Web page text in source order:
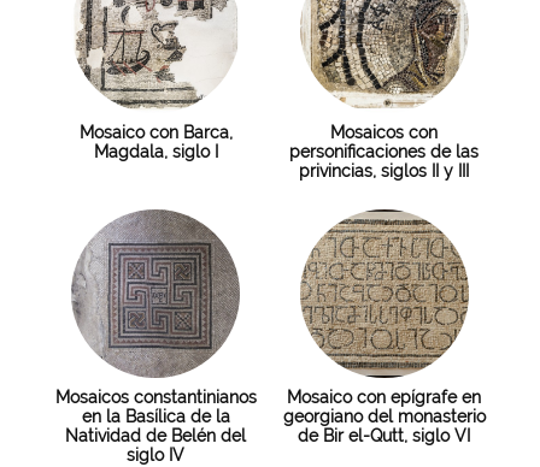
Mosaico con Barca,
Magdala, siglo I
Mosaicos con
personificaciones de las
privincias, siglos II y III
Mosaicos constantinianos
en la Basílica de la
Natividad de Belén del
siglo IV
Mosaico con epígrafe en
georgiano del monasterio
de Bir el-Qutt, siglo VI